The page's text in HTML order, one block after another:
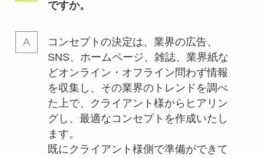
ですか。
コンセプトの決定は、業界の広告、
SNS、ホームページ、雑誌、業界紙な
どオンライン・オフライン問わず情報
を収集し、その業界のトレンドを調べ
た上で、クライアント様からヒアリン
グし、最適なコンセプトを作成いたし
ます。
既にクライアント様側で準備ができて